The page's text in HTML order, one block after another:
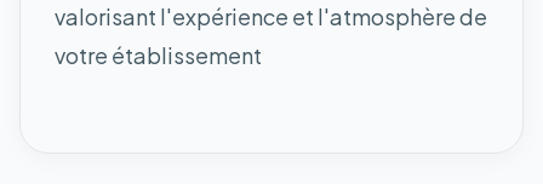
valorisant l'expérience et l'atmosphère de
votre établissement